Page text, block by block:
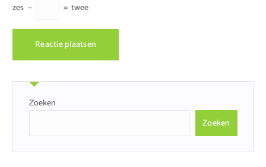
zes − = twee
Zoeken
Zoeken